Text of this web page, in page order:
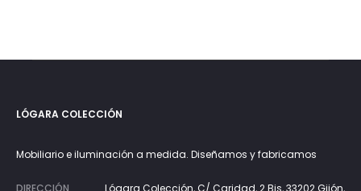
LÓGARA COLECCIÓN
Mobiliario e iluminación a medida. Diseñamos y fabricamos